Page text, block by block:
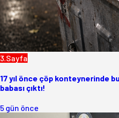
3.Sayfa
17 yıl önce çöp konteynerinde
babası çıktı!
5 gün önce